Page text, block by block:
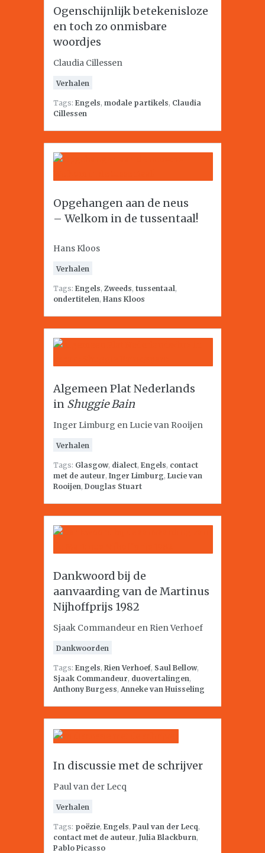
Ogenschijnlijk betekenisloze
en toch zo onmisbare
woordjes
Claudia Cillessen
Verhalen
Tags: Engels, modale partikels, Claudia
Cillessen
Opgehangen aan de neus
– Welkom in de tussentaal!
Hans Kloos
Verhalen
Tags: Engels, Zweeds, tussentaal,
ondertitelen, Hans Kloos
Algemeen Plat Nederlands
in Shuggie Bain
Inger Limburg en Lucie van Rooijen
Verhalen
Tags: Glasgow, dialect, Engels, contact
met de auteur, Inger Limburg, Lucie van
Rooijen, Douglas Stuart
Dankwoord bij de
aanvaarding van de Martinus
Nijhoffprijs 1982
Sjaak Commandeur en Rien Verhoef
Dankwoorden
Tags: Engels, Rien Verhoef, Saul Bellow,
Sjaak Commandeur, duovertalingen,
Anthony Burgess, Anneke van Huisseling
In discussie met de schrijver
Paul van der Lecq
Verhalen
Tags: poëzie, Engels, Paul van der Lecq,
contact met de auteur, Julia Blackburn,
Pablo Picasso